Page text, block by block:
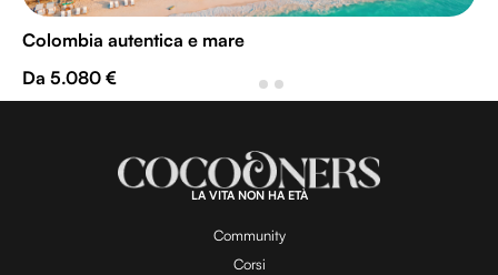
Colombia autentica e mare
Da 5.080 €
LA VITA NON HA ETÀ
Community
Corsi